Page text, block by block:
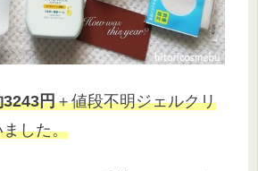
3243円＋値段不明ジェルクリ
した。